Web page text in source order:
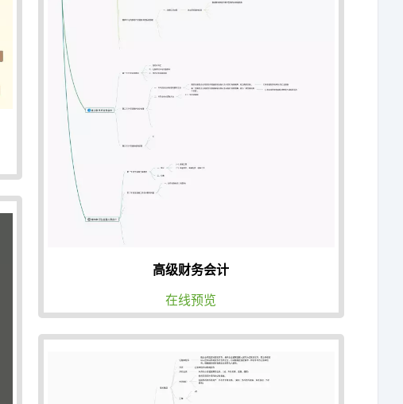
高级财务会计
在线预览